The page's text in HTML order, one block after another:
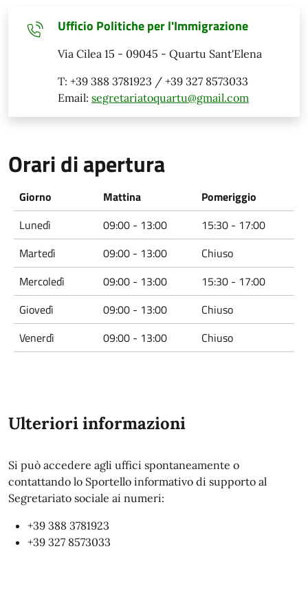
Ufficio Politiche per l'Immigrazione
Via Cilea 15 - 09045 - Quartu Sant'Elena
T: +39 388 3781923 / +39 327 8573033
Email: segretariatoquartu@gmail.com
Orari di apertura
Giorno Mattina
Pomeriggio
Lunedì
09:00 - 13:00
15:30 - 17:00
Martedì
09:00 - 13:00
Chiuso
Mercoledì
09:00 - 13:00
15:30 - 17:00
Giovedì
09:00 - 13:00
Chiuso
Venerdì
09:00 - 13:00 Chiuso
Ulteriori informazioni
Si può accedere agli uffici spontaneamente o
contattando lo Sportello informativo di supporto al
Segretariato sociale ai numeri:
+39 388 3781923
+39 327 8573033